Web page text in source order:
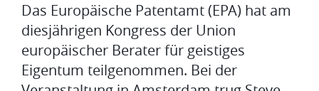
Das Europäische Patentamt (EPA) hat am
diesjährigen Kongress der Union
europäischer Berater für geistiges
Eigentum teilgenommen. Bei der